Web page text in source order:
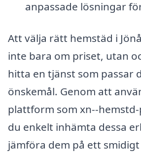
anpassade lösningar
Att välja rätt hemstäd i
inte bara om priset, utan
hitta en tjänst som passar
önskemål. Genom att
plattform som xn--
du enkelt inhämta dessa
jämföra dem på ett